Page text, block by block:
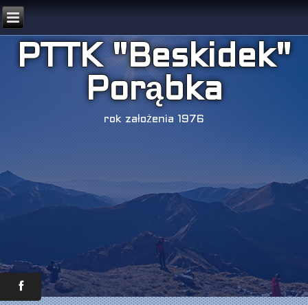
PTTK "Beskidek"
Porąbka
rok założenia 1976